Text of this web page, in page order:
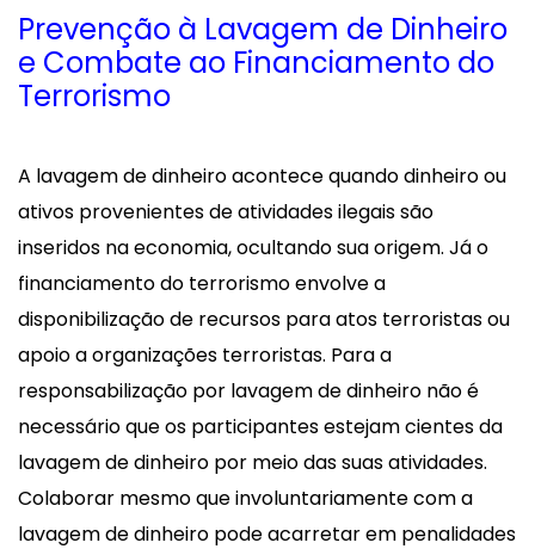
Prevenção à Lavagem de Dinheiro
e Combate ao Financiamento do
Terrorismo
A lavagem de dinheiro acontece quando dinheiro ou
ativos provenientes de atividades ilegais são
inseridos na economia, ocultando sua origem. Já o
financiamento do terrorismo envolve a
disponibilização de recursos para atos terroristas ou
apoio a organizações terroristas. Para a
responsabilização por lavagem de dinheiro não é
necessário que os participantes estejam cientes da
lavagem de dinheiro por meio das suas atividades.
Colaborar mesmo que involuntariamente com a
lavagem de dinheiro pode acarretar em penalidades